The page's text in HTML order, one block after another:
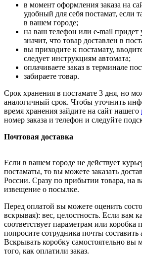
в момент оформления заказа на
удобный для себя постамат, если
в вашем городе;
на ваш телефон или e-mail придет
значит, что товар доставлен в
вы приходите к постамату,
следует инструкциям автомата;
оплачиваете заказ в терминале
забираете товар.
Срок хранения в постамате 3 дня, но
аналогичный срок. Чтобы уточнить
время хранения зайдите на сайт нашего
номер заказа и телефон и следуйте
Почтовая доставка
Если в вашем городе не действует
постаматы, то вы можете заказать
России. Сразу по прибытии товара, на
извещение о посылке.
Перед оплатой вы можете оценить
вскрывая): вес, целостность. Если вам
соответствует параметрам или коробка
попросите сотрудника почты составить
Вскрывать коробку самостоятельно вы
того, как оплатили заказ.